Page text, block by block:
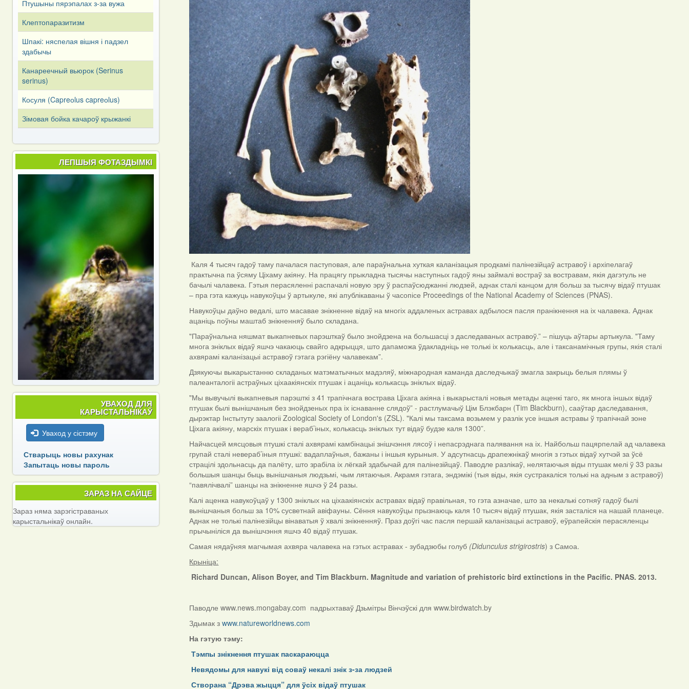
Каля 4 тысяч гадоў таму пачалася паступовая, але параўнальна хуткая каланізацыя продкамі палінезійцаў астравоў і архіпелагаў
практычна па ўсяму Ціхаму акіяну. На працягу прыкладна тысячы наступных гадоў яны займалі востраў за востравам, якія дагэтуль не
бачылі чалавека. Гэтыя перасяленні распачалі новую эру ў распаўсюджанні людзей, аднак сталі канцом для больш за тысячу відаў птушак
– пра гэта кажуць навукоўцы ў артыкуле, які апублікаваны ў часопісе Proceedings of the National Academy of Sciences (PNAS).
Навукоўцы даўно ведалі, што масавае знікненне відаў на многіх аддаленых астравах адбылося пасля пранікнення на іх чалавека. Аднак
ацаніць поўны маштаб знікненняў было складана.
"Параўнальна няшмат выкапневых парэшткаў было знойдзена на большасці з даследаваных астравоў.” – пішуць аўтары артыкула. "Таму
многа зніклых відаў яшчэ чакаюць свайго адкрыцця, што дапаможа ўдакладніць не толькі іх колькасць, але і таксанамічныя групы, якія сталі
ахвярамі каланізацыі астравоў гэтага рэгіёну чалавекам”.
Дзякуючы выкарыстанню складаных матэматычных мадэляў, міжнародная каманда даследчыкаў змагла закрыць белыя плямы ў
палеанталогіі астраўных ціхаакіянскіх птушак і ацаніць колькасць зніклых відаў.
"Мы вывучылі выкапневыя парэшткі з 41 трапічнага вострава Ціхага акіяна і выкарысталі новыя метады аценкі таго, як многа іншых відаў
птушак былі вынішчаныя без знойдзеных пра іх існаванне слядоў” - растлумачыў Цім Блэкбарн (Tim Blackburn), сааўтар даследавання,
дырэктар Інстытуту заалогіі Zoological Society of London's (ZSL). "Калі мы таксама возьмем у разлік усе іншыя астравы ў трапічнай зоне
Ціхага акіяну, марскіх птушак і вераб’іных, колькасць зніклых тут відаў будзе каля 1300”.
Найчасцей мясцовыя птушкі сталі ахвярамі камбінацыі знішчэння лясоў і непасрэднага палявання на іх. Найбольш пацярпелай ад чалавека
групай сталі невераб’іныя птушкі: вадаплаўныя, бажаны і іншыя курыныя. У адсутнасць драпежнікаў многія з гэтых відаў хутчэй за ўсё
страцілі здольнасць да палёту, што зрабіла іх лёгкай здабычай для палінезійцаў. Паводле разлікаў, нелятаючыя віды птушак мелі ў 33 разы
большыя шанцы быць вынішчаныя людзьмі, чым лятаючыя. Акрамя гэтага, эндэмікі (тыя віды, якія сустракаліся толькі на адным з астравоў)
“павялічвалі” шанцы на знікненне яшчэ ў 24 разы.
Калі аценка навукоўцаў у 1300 зніклых на ціхаакіянскіх астравах відаў правільная, то гэта азначае, што за некалькі сотняў гадоў былі
вынішчаныя больш за 10% сусветнай авіфауны. Сёння навукоўцы прызнаюць каля 10 тысяч відаў птушак, якія засталіся на нашай планеце.
Аднак не толькі палінезійцы вінаватыя ў хвалі знікненняў. Праз доўгі час пасля першай каланізацыі астравоў, еўрапейскія перасяленцы
прычыніліся да вынішчэння яшчэ 40 відаў птушак.
Самая нядаўняя магчымая ахвяра чалавека на гэтых астравах - зубадзюбы голуб (Didunculus strigirostris) з Самоа.
Крыніца:
Richard Duncan, Alison Boyer, and Tim Blackburn. Magnitude and variation of prehistoric bird extinctions in the Pacific. PNAS. 2013.
Паводле www.news.mongabay.com падрыхтаваў Дзьмітры Вінчэўскі для www.birdwatch.by
Здымак зwww.natureworldnews.com
На гэтую тэму:
Тэмпы знікнення птушак паскараюцца
Невядомы для навукі від соваў некалі знік з-за людзей
Створана “Дрэва жыцця” для ўсіх відаў птушак
Птушыны пярэпалах з-за вужа
Клептопаразитизм
Шпакі: няспелая вішня і падзел
здабычы
Канареечный вьюрок (Serinus
serinus)
Косуля (Capreоlus capreоlus)
Зімовая бойка качароў крыжанкі
ЛЕПШЫЯ ФОТАЗДЫМКІ
УВАХОД ДЛЯ
КАРЫСТАЛЬНІКАЎ
Уваход у сістэму
Стварыць новы рахунак
Запытаць новы пароль
ЗАРАЗ НА САЙЦЕ
Зараз няма зарэгістраваных
карыстальнікаў онлайн.